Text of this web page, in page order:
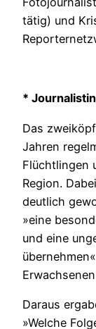
tätig) und
*
Das
Jahren
Flüchtlingen
Region.
deutlich
»eine
und eine
Daraus
»Welche